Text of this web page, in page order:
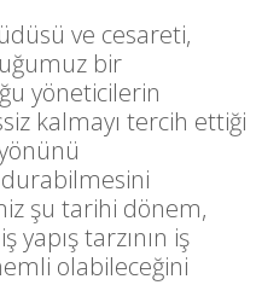
ve cesareti,
bir
yöneticilerin
kalmayı tercih ettiği
şu tarihi dönem,
tarzının iş
olabileceğini